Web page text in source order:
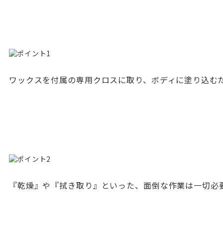
ワックスを付属の専用クロスに取り、ボディに塗り込む
『乾燥』や『拭き取り』といった、面倒な作業は一切